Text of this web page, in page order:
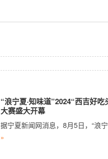
“浪宁夏·知味道”2024“西吉好
大赛盛大开幕
据宁夏新闻网消息，8月5日，“浪
»